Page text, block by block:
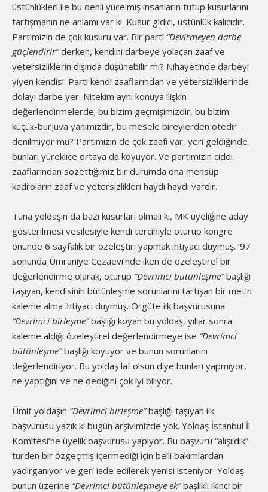
üstünlükleri ile bu denli yücelmiş insanların tutup kusurlarını
tartışmanın ne anlamı var ki. Kusur gidici, üstünlük kalıcıdır.
Partimizin de çok kusuru var. Bir parti “Devirmeyen darbe
güçlendirir”derken, kendini darbeye yolaçan zaaf ve
yetersizliklerin dışında düşünebilir mi? Nihayetinde darbeyi
yiyen kendisi. Parti kendi zaaflarından ve yetersizliklerinde
dolayı darbe yer. Nitekim aynı konuya ilişkin
değerlendirmelerde; bu bizim geçmişimizdir, bu bizim
küçük-burjuva yanımızdır, bu mesele bireylerden ötedir
denilmiyor mu? Partimizin de çok zaafı var, yeri geldiğinde
bunları yüreklice ortaya da koyuyor. Ve partimizin ciddi
zaaflarından sözettiğimiz bir durumda ona mensup
kadroların zaaf ve yetersizlikleri haydi haydi vardır.
Tuna yoldaşın da bazı kusurları olmalı ki, MK üyeliğine aday
gösterilmesi vesilesiyle kendi tercihiyle oturup kongre
önünde 6 sayfalık bir özeleştiri yapmak ihtiyacı duymuş. ’97
sonunda Ümraniye Cezaevi’nde iken de özeleştirel bir
değerlendirme olarak, oturup “Devrimci bütünleşme”başlığı
taşıyan, kendisinin bütünleşme sorunlarını tartışan bir metin
kaleme alma ihtiyacı duymuş. Örgüte ilk başvurusuna
“Devrimci birleşme”başlığı koyan bu yoldaş, yıllar sonra
kaleme aldığı özeleştirel değerlendirmeye ise “Devrimci
bütünleşme”başlığı koyuyor ve bunun sorunlarını
değerlendiriyor. Bu yoldaş laf olsun diye bunları yapmıyor,
ne yaptığını ve ne dediğini çok iyi biliyor.
Ümit yoldaşın “Devrimci birleşme”başlığı taşıyan ilk
başvurusu yazık ki bugün arşivimizde yok. Yoldaş İstanbul İl
Komitesi’ne üyelik başvurusu yapıyor. Bu başvuru “alışıldık”
türden bir özgeçmiş içermediği için belli bakımlardan
yadırganıyor ve geri iade edilerek yenisi isteniyor. Yoldaş
bunun üzerine “Devrimci bütünleşmeye ek”başlıklı ikinci bir